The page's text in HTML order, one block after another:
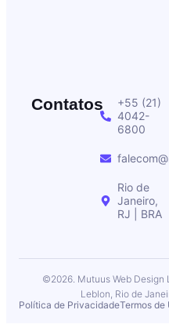
Contatos
+55 (21)
4042-
6800
Rio de
Janeiro,
RJ | BRA
©2026. Mutuus Web Design
Leblon, Rio de
Política de PrivacidadeTermos de